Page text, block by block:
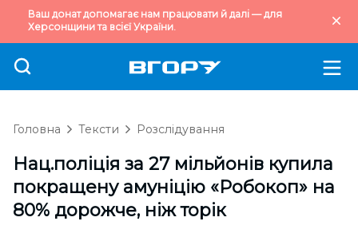
Ваш донат допомагає нам працювати й далі — для
Херсонщини та всієї України.
Головна Тексти Розслідування
Нац.поліція за 27 мільйонів купила
покращену амуніцію «Робокоп» на
80% дорожче, ніж торік